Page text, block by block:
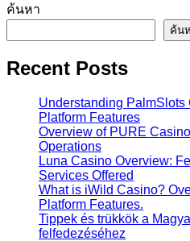
ค้นหา
ค้น
Recent Posts
Understanding
Platform Features
Overview of PURE
Operations
Luna Casino Overview:
Services Offered
What is iWild Casino?
Platform Features.
Tippek és trükkök a
felfedezéséhez